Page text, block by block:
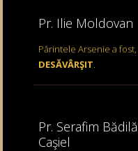
Pr. Ilie Moldovan
Părintele Arsenie a
DESĂVÂRŞIT.
Pr. Serafim
Caşiel